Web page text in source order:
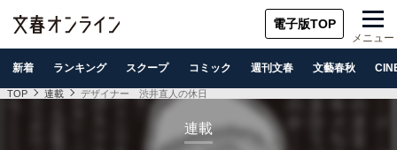
電子版TOP
メニュー
新着 ランキング スクープ コミック 週刊文春 文藝春秋
TOP 連載 デザイナー 渋井直人の休日
連載